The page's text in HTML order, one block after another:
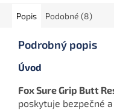
Popis Podobné (8)
Podrobný popis
Úvod
Fox Sure Grip Butt
poskytuje bezpečné